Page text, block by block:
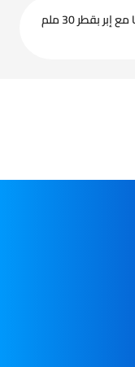
خيوط جراحية بولي جلايكوليك أسيد USP 0 مع إبر بقطر 30 ملم